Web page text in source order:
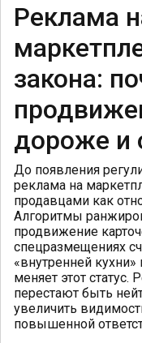
Реклама
закона:
дороже и
До появления
реклама на
продавцами как
Алгоритмы
продвижение
спецразмещениях
«внутренней
меняет этот
перестают быть
увеличить
повышенной